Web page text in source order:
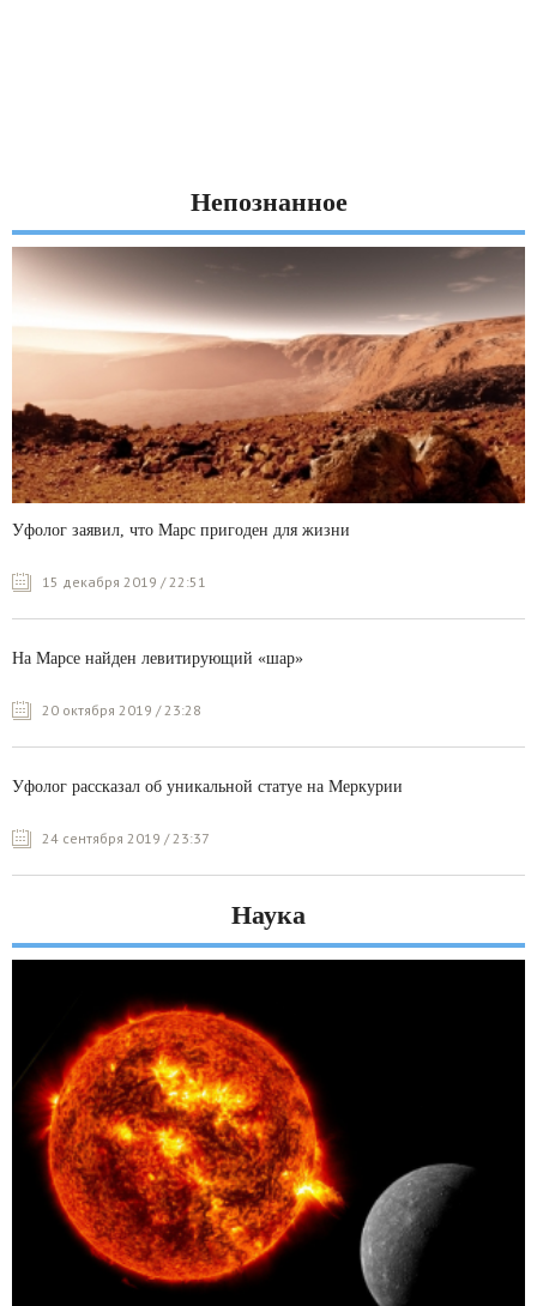
Непознанное
Уфолог заявил, что Марс пригоден для жизни
15 декабря 2019 / 22:51
На Марсе найден левитирующий «шар»
20 октября 2019 / 23:28
Уфолог рассказал об уникальной статуе на Меркурии
24 сентября 2019 / 23:37
Наука